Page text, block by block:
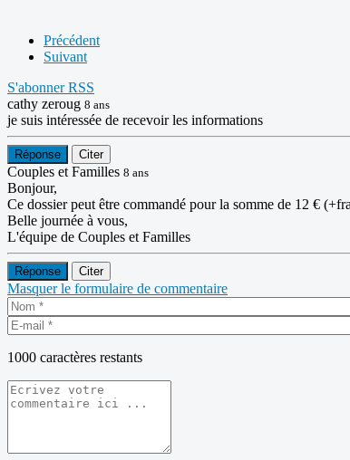
Précédent
Suivant
S'abonnerRSS
cathy zeroug 8 ans
je suis intéressée de recevoir les informations
Réponse Citer
Couples et Familles 8 ans
Bonjour,
Ce dossier peut être commandé pour la somme de 12 €
Belle journée à vous,
L'équipe de Couples et Familles
Réponse Citer
Masquer le formulaire de commentaire
1000 caractères restants